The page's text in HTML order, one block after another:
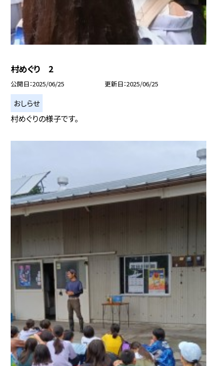
村めぐり 2
公開日 2025/06/25 更新日 2025/06/25
おしらせ
村めぐりの様子です。